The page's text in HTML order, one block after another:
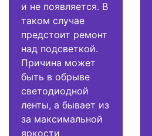
и не появляется. В
таком случае
предстоит ремонт
над подсветкой.
Причина может
быть в обрыве
светодиодной
ленты, а бывает из
за максимальной
яркости